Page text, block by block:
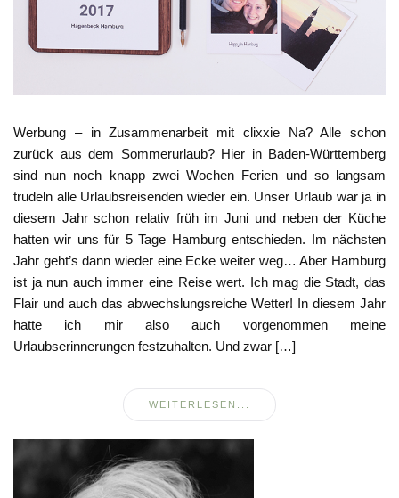
Werbung – in Zusammenarbeit mit clixxie Na? Alle schon
zurück aus dem Sommerurlaub? Hier in Baden-Württemberg
sind nun noch knapp zwei Wochen Ferien und so langsam
trudeln alle Urlaubsreisenden wieder ein. Unser Urlaub war ja in
diesem Jahr schon relativ früh im Juni und neben der Küche
hatten wir uns für 5 Tage Hamburg entschieden. Im nächsten
Jahr geht’s dann wieder eine Ecke weiter weg… Aber Hamburg
ist ja nun auch immer eine Reise wert. Ich mag die Stadt, das
Flair und auch das abwechslungsreiche Wetter! In diesem Jahr
hatte ich mir also auch vorgenommen meine
Urlaubserinnerungen festzuhalten. Und zwar […]
WEITERLESEN...